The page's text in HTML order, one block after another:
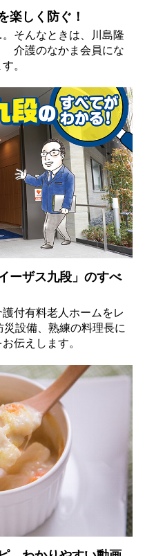
楽しく防ぐ！
そんなときは、川島隆
介護のなかま会員にな
。
ーザス九段」のすべ
付有料老人ホームをレ
設備、熟練の料理長に
伝えします。